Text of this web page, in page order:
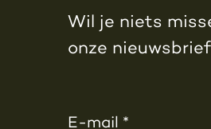
Wil je niets
onze